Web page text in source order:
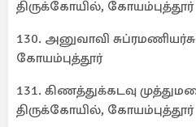
திருக்கோயில், கோயம்புத்தூர்
130. அனுவாவி
கோயம்புத்தூர்
131. கிணத்துக்கடவு
திருக்கோயில், கோயம்புத்தூர்